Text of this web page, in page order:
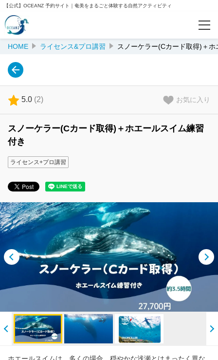
【公式】OCEANZ 予約サイト｜奄美をまるごと体験する自然アクティビティ
予約確認
おすすめ
閲覧履歴
会社案内
OCEANZ公式サイト
採用情報
HOME ライセンス&プロ講習 スノーケラー(Cカード取得)＋
スノーケラー(Cカード取得)＋ホエールスイム練習
付き
5.0 (2) お気に入り
ライセンス+プロ講習